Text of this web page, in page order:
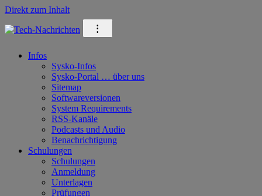
Direkt zum Inhalt
⁝
Infos
Sysko-Infos
Sysko-Portal … über uns
Sitemap
Softwareversionen
System Requirements
RSS-Kanäle
Podcasts und Audio
Benachrichtigung
Schulungen
Schulungen
Anmeldung
Unterlagen
Prüfungen